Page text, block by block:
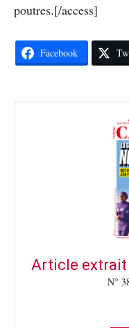
poutres.[/access]
Facebook
Article extrait
N°